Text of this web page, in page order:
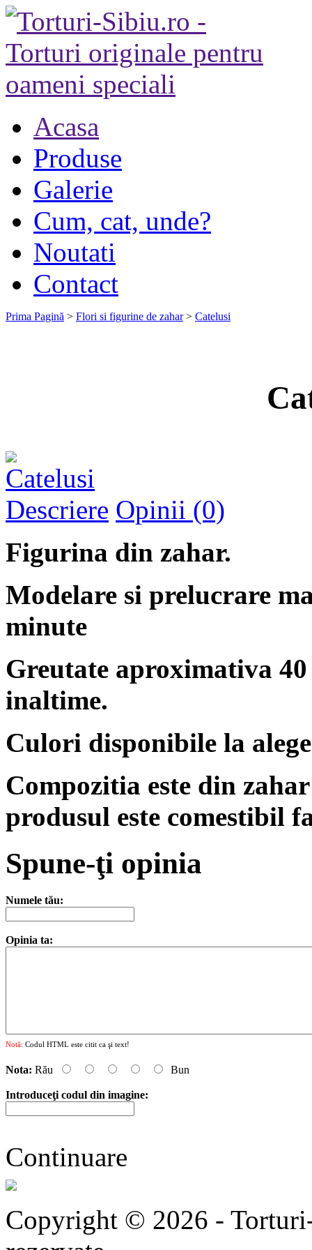
Acasa
Produse
Galerie
Cum, cat, unde?
Noutati
Contact
Prima Pagină > Flori si figurine de zahar> Catelusi
Descriere Opinii (0)
Figurina din zahar.
Modelare si prelucrare
minute
Greutate aproximativa
inaltime.
Culori disponibile la
Compozitia este din
produsul este comestibil
Spune-ţi opinia
Numele tău:
Opinia ta:
Notă: Codul HTML este citit ca şi text!
Nota: Rău Bun
Introduceţi codul din imagine:
Continuare
Copyright © 2026 -